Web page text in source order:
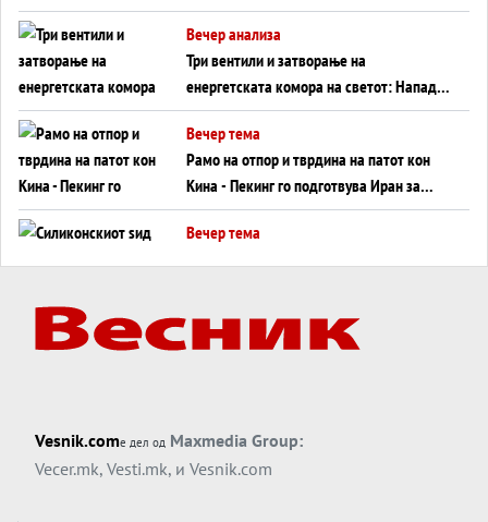
WILDBERRIES
Вечер анализа
Три вентили и затворање на
енергетската комора на светот: Нападот
во Суец најавува глобален енергетски
инфаркт?
Вечер тема
Рамо на отпор и тврдина на патот кон
Кина - Пекинг го подготвува Иран за
американска копнена инвазија
Вечер тема
Вечер тема
Трамп тврди дека повторно „разговара“
Вечер тема
ДЛАБОКО УДОЛУ: Сметководствените
трикови што го соборија ЕНРОН ги
Vesnik.comе дел од Maxmedia Group:
Vecer.mk, Vesti.mk, и Vesnik.com